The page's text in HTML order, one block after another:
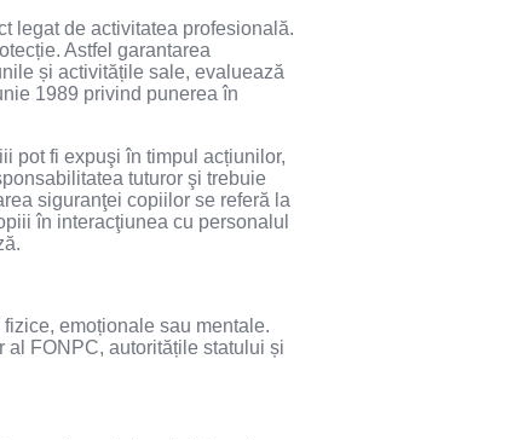
legat de activitatea profesională.
Astfel garantarea
și activitățile sale, evaluează
1989 privind punerea în
pot fi expuşi în timpul acțiunilor,
tuturor şi trebuie
siguranţei copiilor se referă la
în interacţiunea cu personalul
emoționale sau mentale.
al FONPC, autoritățile statului și